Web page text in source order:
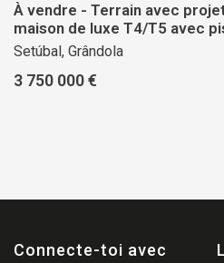
À vendre - Terrain avec
maison de luxe T4/T5 avec
Tróia, près de Comporta
Setúbal, Grândola
3 750 000 €
Connecte-toi avec